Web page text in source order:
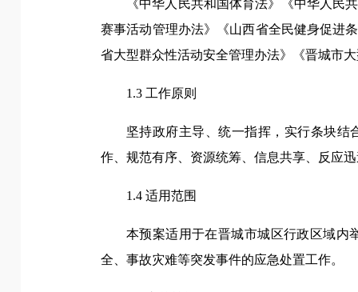
《中华人民共和国体育法》《中华人民
赛事活动管理办法》《山西省全民健身促进
省大型群众性活动安全管理办法》《晋城市
1.3 工作原则
坚持政府主导、统一指挥，实行条块结
作、规范有序、资源统筹、信息共享、反应
1.4 适用范围
本预案适用于在晋城市城区行政区域内
全、事故灾难等突发事件的应急处置工作。